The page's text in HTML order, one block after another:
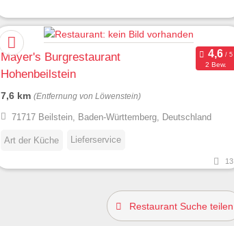
Mayer's Burgrestaurant
Hohenbeilstein
2 Bew.
7,6 km (Entfernung von Löwenstein)
71717 Beilstein, Baden-Württemberg, Deutschland
Art der Küche Lieferservice
13
Restaurant Suche teilen